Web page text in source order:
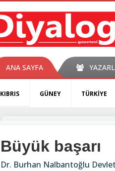
ANA SAYFA
KIBRIS GÜNEY TÜRKİYE
Büyük başarı
Dr. Burhan Nalbantoğlu